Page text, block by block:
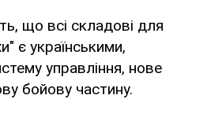
що всі складові для
є українськими,
управління, нове
бойову частину.